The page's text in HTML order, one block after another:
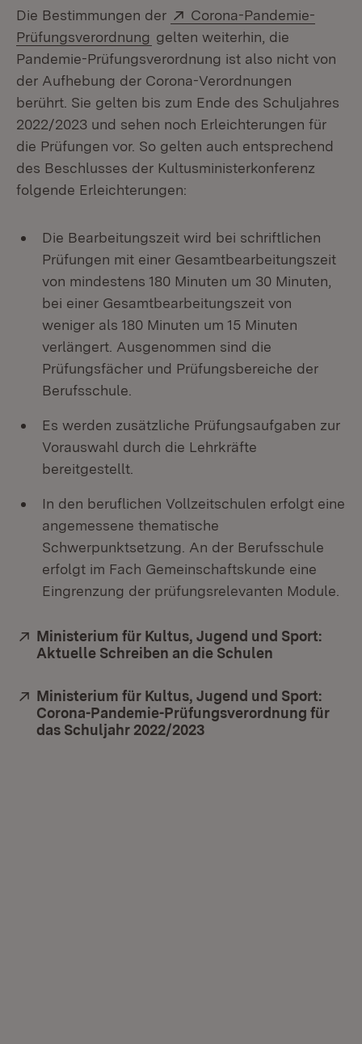
Die Bestimmungen der Extern:
Corona-Pandemie-
Prüfungsverordnung (Öffnet in neuem Fenster)
gelten weiterhin, die
Pandemie-Prüfungsverordnung ist also nicht von
der Aufhebung der Corona-Verordnungen
berührt. Sie gelten bis zum Ende des Schuljahres
2022/2023 und sehen noch Erleichterungen für
die Prüfungen vor. So gelten auch entsprechend
des Beschlusses der Kultusministerkonferenz
folgende Erleichterungen:
Die Bearbeitungszeit wird bei schriftlichen
Prüfungen mit einer Gesamtbearbeitungszeit
von mindestens 180 Minuten um 30 Minuten,
bei einer Gesamtbearbeitungszeit von
weniger als 180 Minuten um 15 Minuten
verlängert. Ausgenommen sind die
Prüfungsfächer und Prüfungsbereiche der
Berufsschule.
Es werden zusätzliche Prüfungsaufgaben zur
Vorauswahl durch die Lehrkräfte
bereitgestellt.
In den beruflichen Vollzeitschulen erfolgt eine
angemessene thematische
Schwerpunktsetzung. An der Berufsschule
erfolgt im Fach Gemeinschaftskunde eine
Eingrenzung der prüfungsrelevanten Module.
Extern:
Ministerium für Kultus, Jugend und Sport:
Aktuelle Schreiben an die Schulen
Extern:
Ministerium für Kultus, Jugend und Sport:
Corona-Pandemie-Prüfungsverordnung für
das Schuljahr 2022/2023